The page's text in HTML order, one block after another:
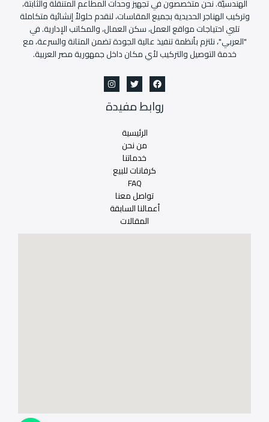
الهندسيّة. نحن متخصصون في تجهيز وحدات المطاعم المتنقلة والثابتة،
وتركيب الهناجر الحديدية بجميع المقاسات، لنقدم حلولاً إنشائية متكاملة
تلبي احتياجات مواقع العمل، سكن العمال، والمكاتب الإدارية. في
"العربي"، نلتزم بأنظمة تنفيذ عالية الجودة تضمن المتانة والسرعة، مع
خدمة التوصيل والتركيب لأي مكان داخل جمهورية مصر العربية.
روابط مفيدة
الرئيسية
من نحن
خدماتنا
كرفانات للبيع
FAQ
تواصل معنا
أعمالنا السابقة
المقالات